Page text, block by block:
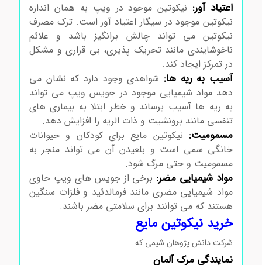
اعتیاد آور:نیکوتین موجود در ویپ به همان اندازه
نیکوتین موجود در سیگار اعتیاد آور است. ترک مصرف
نیکوتین می تواند چالش برانگیز باشد و علائم
ناخوشایندی مانند تحریک پذیری، بی قراری و مشکل
در تمرکز ایجاد کند.
آسیب به ریه ها:شواهدی وجود دارد که نشان می
دهد مواد شیمیایی موجود در جویس ویپ می تواند
به ریه ها آسیب برساند و خطر ابتلا به بیماری های
تنفسی مانند برونشیت و ذات الریه را افزایش دهد.
مسمومیت:نیکوتین مایع برای کودکان و حیوانات
خانگی سمی است و بلعیدن آن می تواند منجر به
مسمومیت و حتی مرگ شود.
مواد شیمیایی مضر:برخی از جویس های ویپ حاوی
مواد شیمیایی مضری مانند فرمالدئید و فلزات سنگین
هستند که می توانند برای سلامتی مضر باشند.
خرید نیکوتین مایع
شرکت دانش پژوهان شیمی که
نمایندگیمرکآلمان